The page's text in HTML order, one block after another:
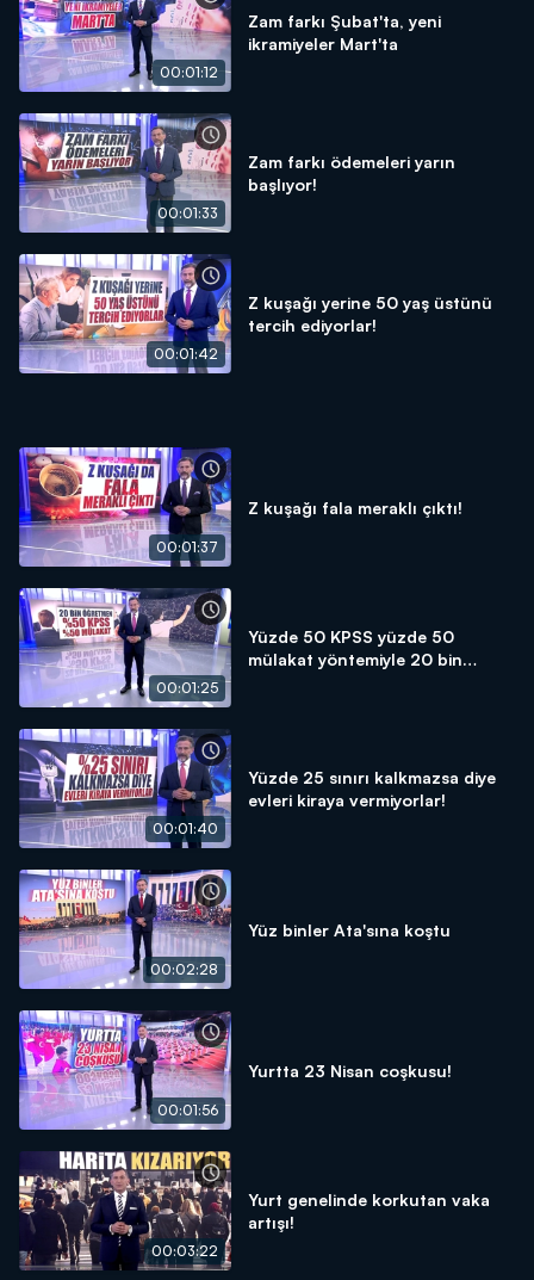
00:01:12
Zam farkı Şubat'ta, yeni
ikramiyeler Mart'ta
00:01:33
Zam farkı ödemeleri yarın
başlıyor!
00:01:42
Z kuşağı yerine 50 yaş üstünü
tercih ediyorlar!
00:01:37
Z kuşağı fala meraklı çıktı!
00:01:25
Yüzde 50 KPSS yüzde 50
mülakat yöntemiyle 20 bin
00:01:40
Yüzde 25 sınırı kalkmazsa diye
evleri kiraya vermiyorlar!
00:02:28
Yüz binler Ata'sına koştu
00:01:56
Yurtta 23 Nisan coşkusu!
00:03:22
Yurt genelinde korkutan vaka
artışı!